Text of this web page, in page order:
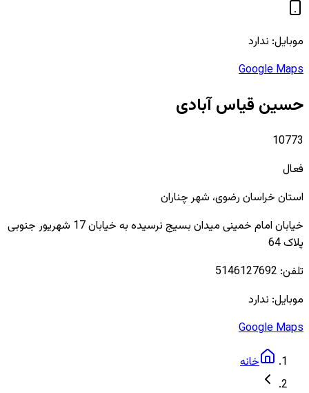
موبایل: ندارد
Google Maps
حسین قیاس آبادی
10773
فعال
استان خراسان رضوی، شهرچناران
خیابان امام خمینی میدان بسیج نرسیده به خیابان 17 شهریور جنوبی
پلاک 64
تلفن: 5146127692
موبایل: ندارد
Google Maps
خانه